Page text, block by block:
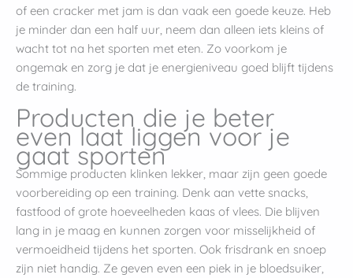
of een cracker met jam is dan vaak een goede keuze. Heb
je minder dan een half uur, neem dan alleen iets kleins of
wacht tot na het sporten met eten. Zo voorkom je
ongemak en zorg je dat je energieniveau goed blijft tijdens
de training.
Producten die je beter
even laat liggen voor je
gaat sporten
Sommige producten klinken lekker, maar zijn geen goede
voorbereiding op een training. Denk aan vette snacks,
fastfood of grote hoeveelheden kaas of vlees. Die blijven
lang in je maag en kunnen zorgen voor misselijkheid of
vermoeidheid tijdens het sporten. Ook frisdrank en snoep
zijn niet handig. Ze geven even een piek in je bloedsuiker,